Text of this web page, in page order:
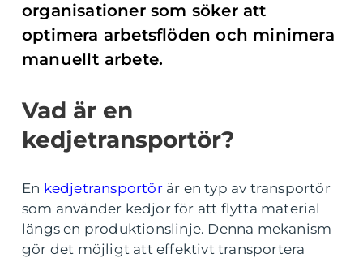
organisationer som söker att
optimera arbetsflöden och minimera
manuellt arbete.
Vad är en
kedjetransportör?
En kedjetransportörär en typ av transportör
som använder kedjor för att flytta material
längs en produktionslinje. Denna mekanism
gör det möjligt att effektivt transportera